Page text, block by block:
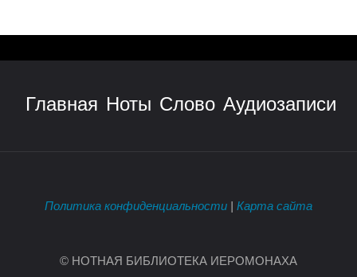
Главная Ноты Слово Аудиозаписи
Политика конфиденциальности Карта сайта
© НОТНАЯ БИБЛИОТЕКА ИЕРОМОНАХА